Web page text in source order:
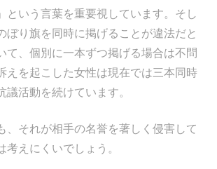
という言葉を重要視しています。そし
ぼり旗を同時に掲げることが違法だと
て、個別に一本ずつ掲げる場合は不問
えを起こした女性は現在では三本同時
議活動を続けています。
、それが相手の名誉を著しく侵害して
えにくいでしょう。